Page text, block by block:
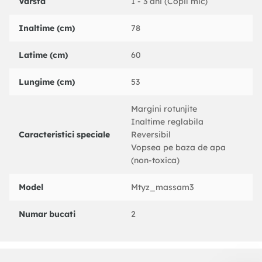
Varsta recomandata:
Inaltime (cm) 78
Latime (cm) 60
Lungime (cm) 53
Caracteristici speciale
Margini rotunjite
Inaltime reglabila
Reversibil
Vopsea pe baza de apa
(non-toxica)
Model Mtyz_massam3
Numar bucati 2